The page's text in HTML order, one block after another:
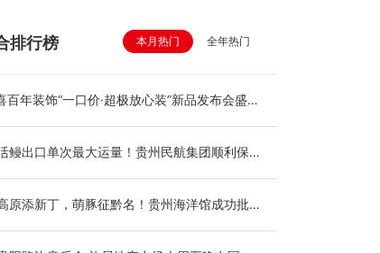
排行榜 本月热门 全年热门
百年装饰“一口价·超极放心装”新品发布会盛大
鳗出口单次最大运量！贵州民航集团顺利保障
原添新丁，萌豚征黔名！贵州海洋馆成功批量